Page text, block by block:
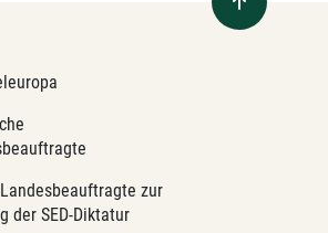
zur
der SED-Diktatur